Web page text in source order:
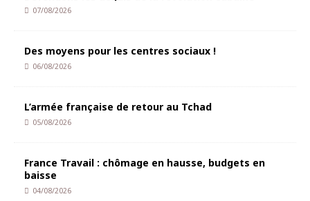
07/08/2026
Des moyens pour les centres sociaux !
06/08/2026
L’armée française de retour au Tchad
05/08/2026
France Travail : chômage en hausse, budgets en
baisse
04/08/2026